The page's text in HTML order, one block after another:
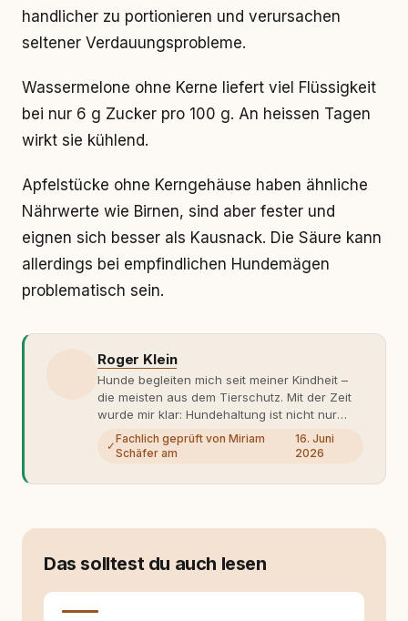
handlicher zu portionieren und verursachen
seltener Verdauungsprobleme.
Wassermelone ohne Kerne liefert viel Flüssigkeit
bei nur 6 g Zucker pro 100 g. An heissen Tagen
wirkt sie kühlend.
Apfelstücke ohne Kerngehäuse haben ähnliche
Nährwerte wie Birnen, sind aber fester und
eignen sich besser als Kausnack. Die Säure kann
allerdings bei empfindlichen Hundemägen
problematisch sein.
Roger Klein
Hunde begleiten mich seit meiner Kindheit –
die meisten aus dem Tierschutz. Mit der Zeit
wurde mir klar: Hundehaltung ist nicht nur
Gefühl, sondern Verantwortung und
Fachwissen. Der Wendepunkt kam mit meinem
allein nicht mehr. Ich begann mich intensiv mit
Wissen ersetzt – nicht umgekehrt. Aus dieser
✓
Fachlich geprüft von Miriam
Schäfer am
16. Juni
2026
Das solltest du auch lesen